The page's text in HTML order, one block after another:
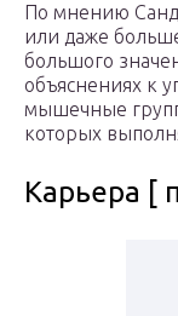
По мнению
или даже
большого
объяснениях к
мышечные
которых
Карьера [